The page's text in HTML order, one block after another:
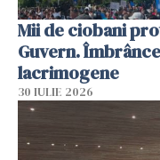
Mii de ciobani
Guvern.
lacrimogene
30 IULIE 2026